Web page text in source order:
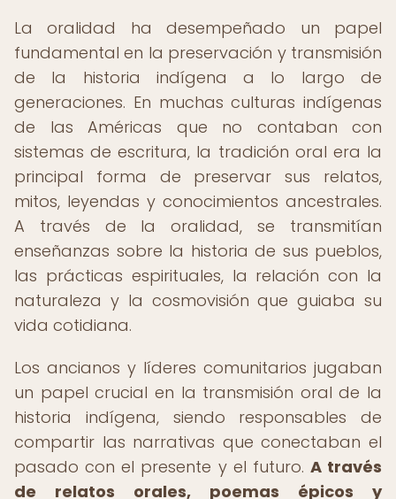
La oralidad ha desempeñado un papel
fundamental en la preservación y transmisión
de la historia indígena a lo largo de
generaciones. En muchas culturas indígenas
de las Américas que no contaban con
sistemas de escritura, la tradición oral era la
principal forma de preservar sus relatos,
mitos, leyendas y conocimientos ancestrales.
A través de la oralidad, se transmitían
enseñanzas sobre la historia de sus pueblos,
las prácticas espirituales, la relación con la
naturaleza y la cosmovisión que guiaba su
vida cotidiana.
Los ancianos y líderes comunitarios jugaban
un papel crucial en la transmisión oral de la
historia indígena, siendo responsables de
compartir las narrativas que conectaban el
pasado con el presente y el futuro. A través
de relatos orales, poemas épicos y